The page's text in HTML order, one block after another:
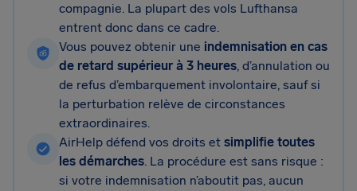
compagnie. La plupart des vols Lufthansa
entrent donc dans ce cadre.
Vous pouvez obtenir une indemnisation en cas
de retard supérieur à 3 heures, d’annulation ou
de refus d’embarquement involontaire, sauf si
la perturbation relève de circonstances
extraordinaires.
AirHelp défend vos droits et simplifie toutes
les démarches. La procédure est sans risque :
si votre indemnisation n’aboutit pas, aucun